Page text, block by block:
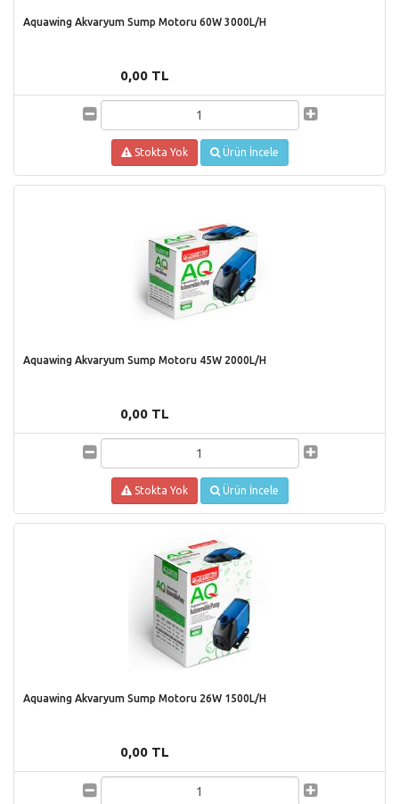
Aquawing Akvaryum Sump Motoru 60W 3000L/H
0,00 TL
Stokta Yok Ürün İncele
Aquawing Akvaryum Sump Motoru 45W 2000L/H
0,00 TL
Stokta Yok Ürün İncele
Aquawing Akvaryum Sump Motoru 26W 1500L/H
0,00 TL